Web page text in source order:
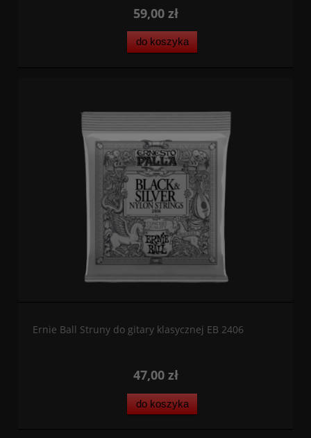
59,00 zł
do koszyka
Ernie Ball Struny do gitary klasycznej EB 2406
47,00 zł
do koszyka